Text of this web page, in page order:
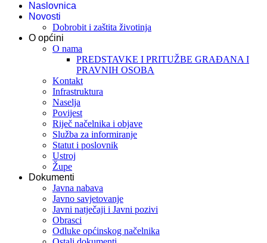
Naslovnica
Novosti
Dobrobit i zaštita životinja
O općini
O nama
PREDSTAVKE I PRITUŽBE GRAĐANA I
PRAVNIH OSOBA
Kontakt
Infrastruktura
Naselja
Povijest
Riječ načelnika i objave
Služba za informiranje
Statut i poslovnik
Ustroj
Župe
Dokumenti
Javna nabava
Javno savjetovanje
Javni natječaji i Javni pozivi
Obrasci
Odluke općinskog načelnika